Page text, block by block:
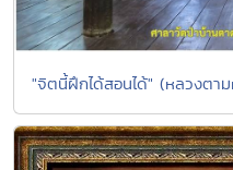
"จิตนี้ฝึกได้สอนได้" (หลวงต